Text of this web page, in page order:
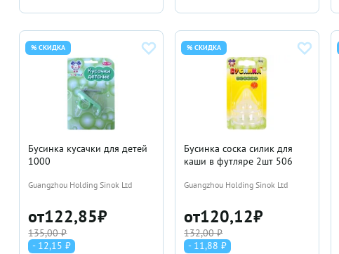
% СКИДКА
Бусинка кусачки для детей
1000
Guangzhou Holding Sinok Ltd
от122,85₽
135,00 ₽
- 12,15 ₽
% СКИДКА
Бусинка соска силик для
каши в футляре 2шт 506
Guangzhou Holding Sinok Ltd
от120,12₽
132,00 ₽
- 11,88 ₽